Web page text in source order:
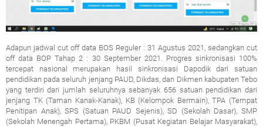
Adapun jadwal cut off data BOS Reguler : 31 Agustus 2021, sedangkan cut
off data BOP Tahap 2 : 30 September 2021. Progres sinkronisasi 100%
tercepat nasional merupakan hasil sinkronisasi Dapodik dari satuan
pendidikan pada seluruh jenjang PAUD, Dikdas, dan Dikmen kabupaten Tebo
yang terdiri dari jumlah seluruhnya sebanyak 656 satuan pendidikan dari
jenjang TK (Taman Kanak-Kanak), KB (Kelompok Bermain), TPA (Tempat
Penitipan Anak), SPS (Satuan PAUD Sejenis), SD (Sekolah Dasar), SMP
(Sekolah Menengah Pertama), PKBM (Pusat Kegiatan Belajar Masyarakat),